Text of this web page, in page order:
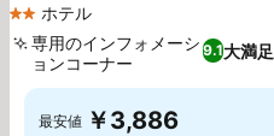
2 ホテルのランク
ホテル
9.1大満足
専用のインフォメーシ
ョンコーナー
最安値 ￥3,886